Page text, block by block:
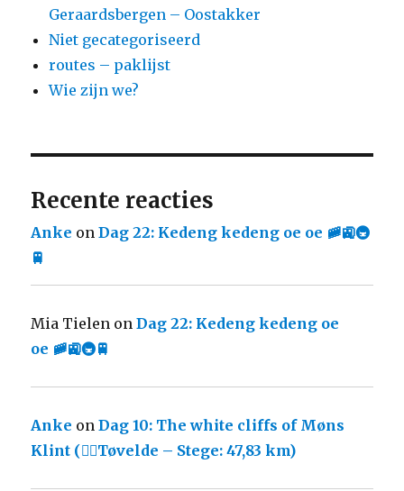
Geraardsbergen – Oostakker
Niet gecategoriseerd
routes – paklijst
Wie zijn we?
Recente reacties
Anke onDag 22: Kedeng kedeng oe oe 🚞🚉🚇
🚆
Mia Tielen onDag 22: Kedeng kedeng oe
oe 🚞🚉🚇🚆
Anke onDag 10: The white cliffs of Møns
Klint (🚴‍♀️Tøvelde – Stege: 47,83 km)